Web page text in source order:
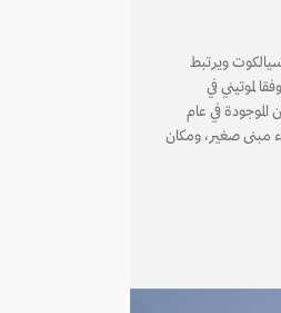
ويرتبط
لموتيني في
الموجودة في عام
مبنى صغير، ومكان